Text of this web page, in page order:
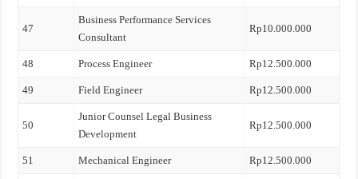
47
Business Performance Services
Consultant
Rp10.000.000
48 Process Engineer Rp12.500.000
49 Field Engineer Rp12.500.000
50
Junior Counsel Legal Business
Development
Rp12.500.000
51 Mechanical Engineer Rp12.500.000